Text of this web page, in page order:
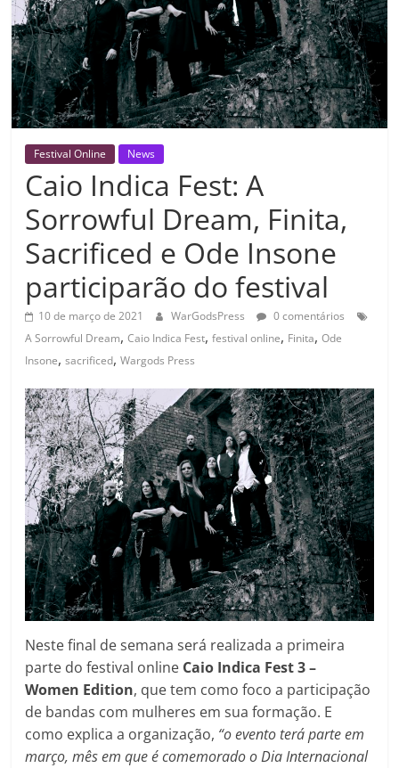
Festival Online News
Caio Indica Fest: A
Sorrowful Dream, Finita,
Sacrificed e Ode Insone
participarão do festival
10 de março de 2021 WarGodsPress
0 comentários
A Sorrowful Dream,Caio Indica Fest,festival online, Finita,Ode
Insone,sacrificed,Wargods Press
Neste final de semana será realizada a primeira
parte do festival online Caio Indica Fest 3 –
Women Edition, que tem como foco a participação
de bandas com mulheres em sua formação. E
como explica a organização, “o evento terá parte em
março, mês em que é comemorado o Dia Internacional